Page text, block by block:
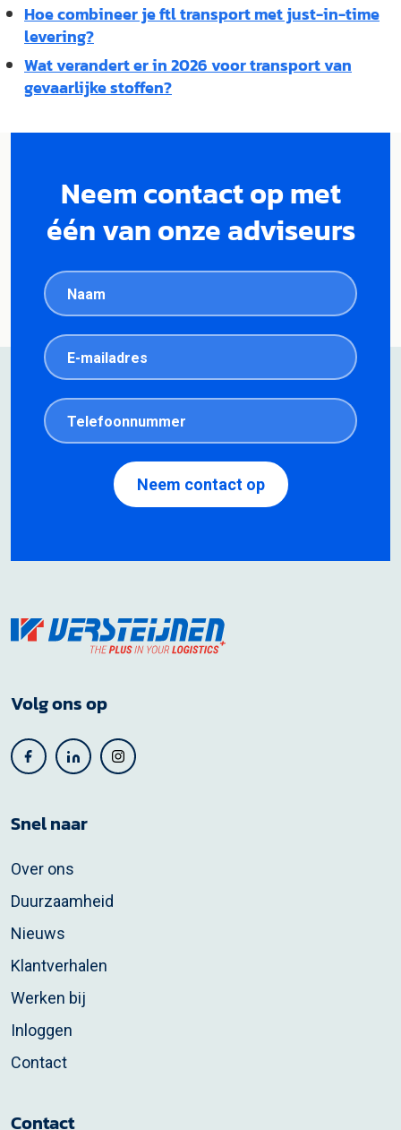
Hoe combineer je ftl transport met just-in-time
levering?
Wat verandert er in 2026 voor transport van
gevaarlijke stoffen?
Neem contact op met
één van onze adviseurs
Volg ons op
Snel naar
Over ons
Duurzaamheid
Nieuws
Klantverhalen
Werken bij
Inloggen
Contact
Contact